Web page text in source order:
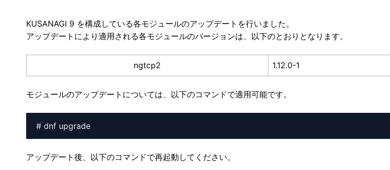
KUSANAGI 9 を構成している各モジュールのアップデートを行いました。
アップデートにより適用される各モジュールのバージョンは、以下のとおりとなります。
ngtcp2 1.12.0-1
モジュールのアップデートについては、以下のコマンドで適用可能です。
# dnf upgrade
アップデート後、以下のコマンドで再起動してください。